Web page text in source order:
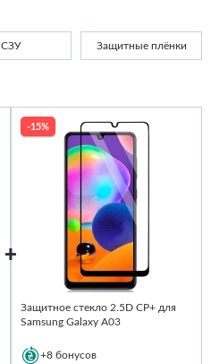
СЗУ Защитные плёнки
-15%
Защитное стекло 2.5D CP+ для
Samsung Galaxy A03
+8 бонусов